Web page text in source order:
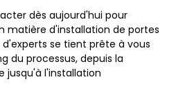
dès aujourd'hui pour
matière d'installation de portes
se tient prête à vous
du processus, depuis la
jusqu'à l'installation